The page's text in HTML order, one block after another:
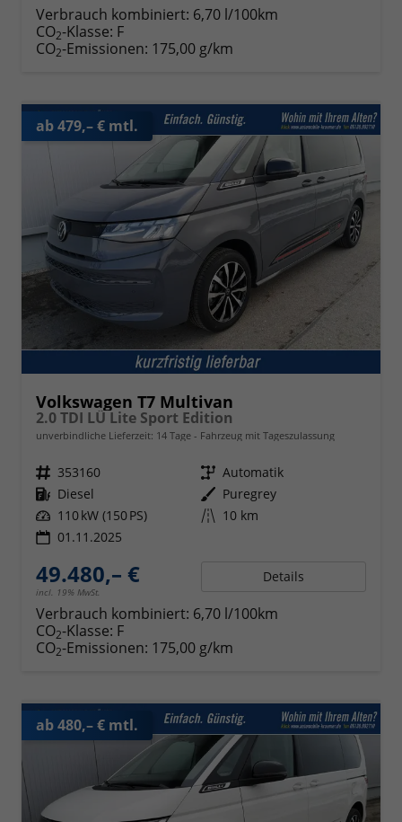
Verbrauch kombiniert: 6,70 l/100km
CO2-Klasse: F
CO2-Emissionen: 175,00 g/km
ab 479,– € mtl.
Volkswagen T7 Multivan
2.0 TDI LÜ Lite Sport Edition
unverbindliche Lieferzeit: 14 Tage Fahrzeug mit Tageszulassung
Fahrzeugnr. 353160 Getriebe Automatik
Kraftstoff Diesel Außenfarbe Puregrey
Leistung 110 kW (150 PS) Kilometerstand 10 km
01.11.2025
49.480,– €
incl. 19% MwSt.
Details
Verbrauch kombiniert: 6,70 l/100km
CO2-Klasse: F
CO2-Emissionen: 175,00 g/km
ab 480,– € mtl.